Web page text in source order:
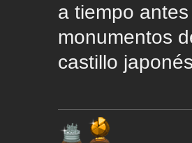
a tiempo
monumentos
castillo